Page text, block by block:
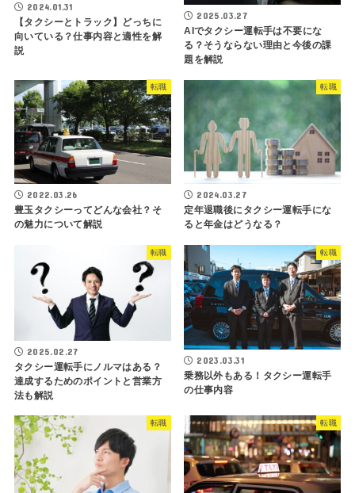
2024.01.31
【タクシーとトラック】どっちに
向いている？仕事内容と適性を解
説
2025.03.27
AIでタクシー運転手は不要にな
る？そうならない理由と今後の課
題を解説
転職
2022.03.26
豊玉タクシーってどんな会社？そ
の魅力について解説
転職
2024.03.27
定年退職後にタクシー運転手にな
ると年金はどうなる？
転職
2025.02.27
タクシー運転手にノルマはある？
達成するためのポイントと営業方
法も解説
転職
2023.03.31
乗務以外もある！タクシー運転手
の仕事内容
転職 転職